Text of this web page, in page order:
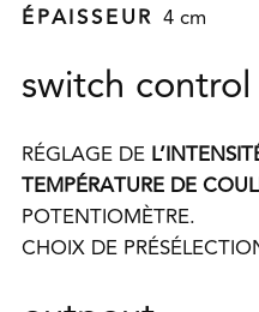
ÉPAISSEUR 4 cm
switch control
RÉGLAGE DE
TEMPÉRATURE DE
POTENTIOMÈTRE.
CHOIX DE